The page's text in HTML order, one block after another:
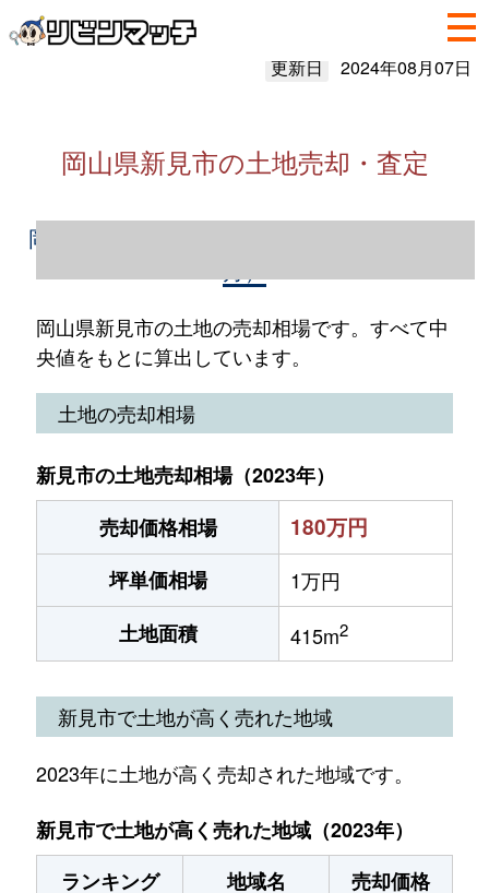
更新日 2024年08月07日
岡山県新見市の土地売却・査定
岡山県新見市の土地売却情報（2023年1～12
岡山県新見市の土地の売却相場です。すべて中
央値をもとに算出しています。
土地の売却相場
新見市の土地売却相場（2023年）
売却価格相場
180万円
坪単価相場
1万円
土地面積
415m2
新見市で土地が高く売れた地域
2023年に土地が高く売却された地域です。
新見市で土地が高く売れた地域（2023年）
ランキング
地域名
売却価格